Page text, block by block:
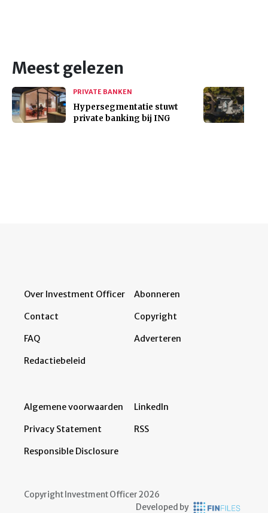
Meest gelezen
PRIVATE BANKEN
Hypersegmentatie stuwt
private banking bij ING
Over Investment Officer
Contact
FAQ
Redactiebeleid
Abonneren
Copyright
Adverteren
Algemene voorwaarden
Privacy Statement
Responsible Disclosure
LinkedIn
RSS
Copyright Investment Officer 2026
Developed by